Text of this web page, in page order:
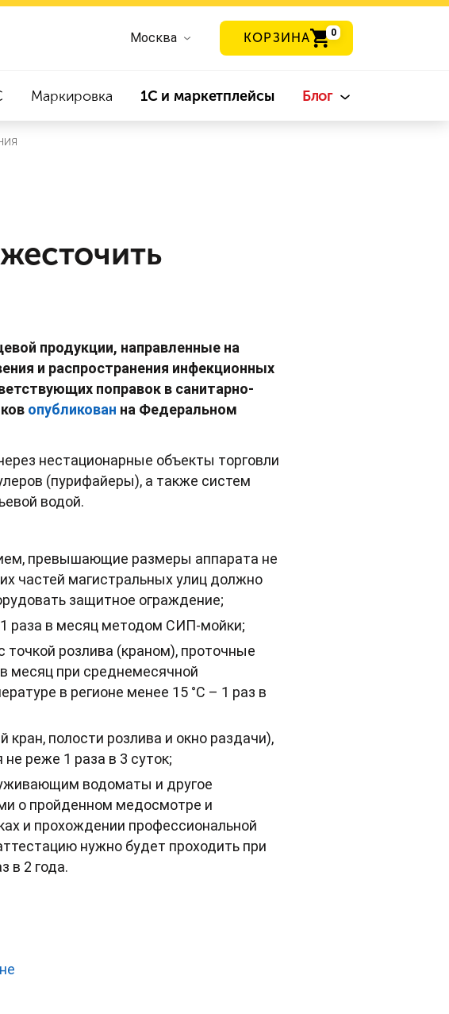
Москва КОРЗИНА 0
Маркировка 1С и маркетплейсы Блог
продукции, направленные на
и распространения инфекционных
поправок в санитарно-
опубликован на Федеральном
нестационарные объекты торговли
(пурифайеры), а также систем
водой.
превышающие размеры аппарата не
частей магистральных улиц должно
защитное ограждение;
раза в месяц методом СИП-мойки;
розлива (краном), проточные
месяц при среднемесячной
в регионе менее 15 °С – 1 раз в
полости розлива и окно раздачи),
реже 1 раза в 3 суток;
водоматы и другое
о пройденном медосмотре и
и прохождении профессиональной
нужно будет проходить при
в 2 года.